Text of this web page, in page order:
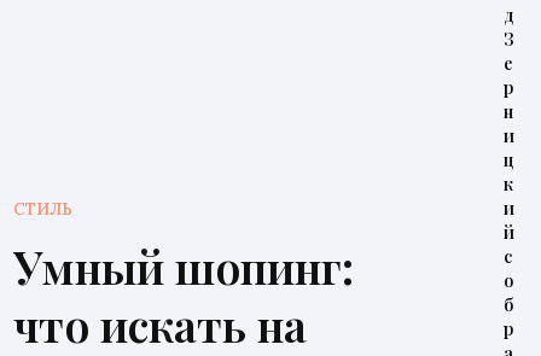
СТИЛЬ
Умный шопинг:
что искать на
д
З
е
р
н
и
ц
к
и
й
с
о
б
р